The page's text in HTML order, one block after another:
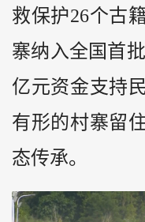
救保护26个古
寨纳入全国首
亿元资金支持
有形的村寨留
态传承。